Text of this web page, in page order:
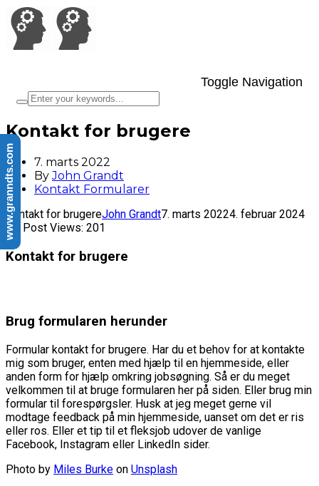
Toggle Navigation
Kontakt for brugere
7. marts 2022
ByJohn Grandt
Kontakt Formularer
Kontakt for brugereJohn Grandt7. marts 20224. februar 2024
Post Views: 201
Kontakt for brugere
Brug formularen herunder
Formular kontakt for brugere. Har du et behov for at kontakte
mig som bruger, enten med hjælp til en hjemmeside, eller
anden form for hjælp omkring jobsøgning. Så er du meget
velkommen til at bruge formularen her på siden. Eller brug min
formular til forespørgsler. Husk at jeg meget gerne vil
modtage feedback på min hjemmeside, uanset om det er ris
eller ros. Eller et tip til et fleksjob udover de vanlige
Facebook, Instagram eller LinkedIn sider.
Photo by Miles Burke on Unsplash
www.granndts.com